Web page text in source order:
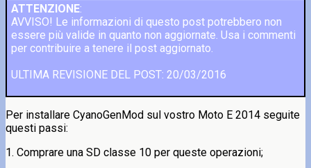
ATTENZIONE:
AVVISO! Le informazioni di questo post potrebbero non
essere più valide in quanto non aggiornate. Usa i commenti
per contribuire a tenere il post aggiornato.
ULTIMA REVISIONE DEL POST: 20/03/2016
Per installare CyanoGenMod sul vostro Moto E 2014 seguite
questi passi:
1. Comprare una SD classe 10 per queste operazioni;